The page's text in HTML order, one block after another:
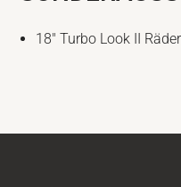
18″ Turbo Look II